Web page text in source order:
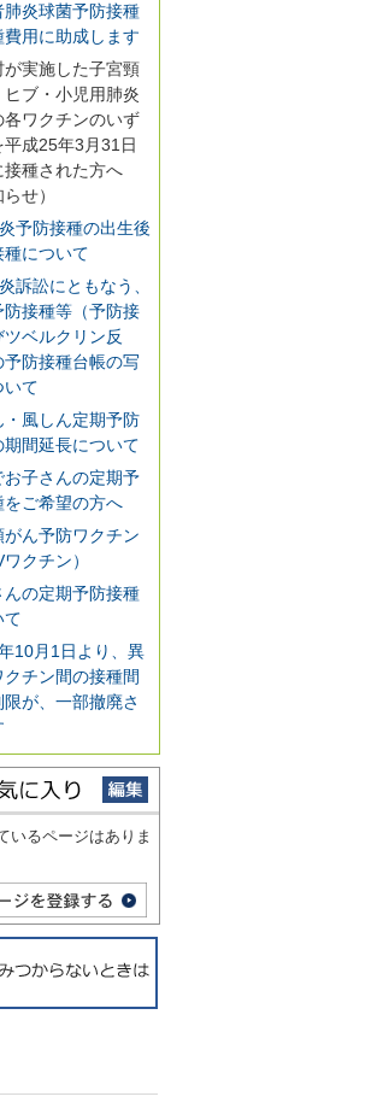
肺炎球菌予防接種
費用に助成します
が実施した子宮頸
ヒブ・小児用肺炎
各ワクチンのいず
平成25年3月31日
接種された方へ
らせ）
予防接種の出生後
種について
訴訟にともなう、
防接種等（予防接
ツベルクリン反
予防接種台帳の写
いて
・風しん定期予防
期間延長について
お子さんの定期予
をご希望の方へ
がん予防ワクチン
ワクチン）
んの定期予防接種
て
10月1日より、異
クチン間の接種間
限が、一部撤廃さ
いるページはありま